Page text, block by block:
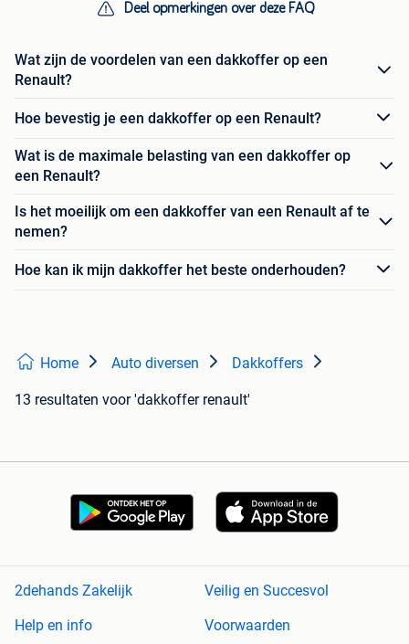
Deel opmerkingen over deze FAQ
Wat zijn de voordelen van een dakkoffer op een
Renault?
Hoe bevestig je een dakkoffer op een Renault?
Wat is de maximale belasting van een dakkoffer op
een Renault?
Is het moeilijk om een dakkoffer van een Renault af te
nemen?
Hoe kan ik mijn dakkoffer het beste onderhouden?
Home Auto diversen Dakkoffers
13 resultaten voor 'dakkoffer renault'
2dehands Zakelijk
Veilig en Succesvol
Help en info
Voorwaarden